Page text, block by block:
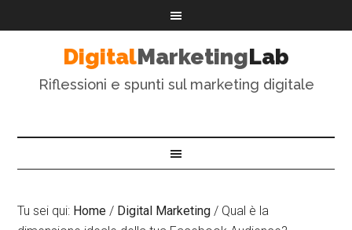
DigitalMarketingLab
Riflessioni e spunti sul marketing digitale
Tu sei qui: Home / Digital Marketing / Qual è la